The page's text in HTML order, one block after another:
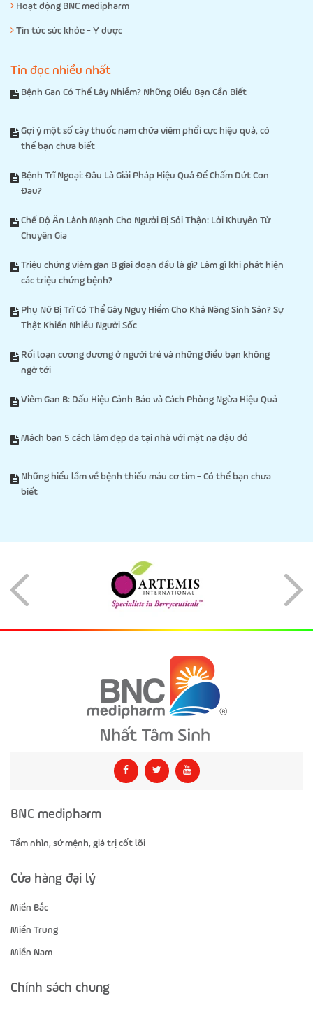
Hoạt động BNC medipharm
Tin tức sức khỏe - Y dược
Tin đọc nhiều nhất
Bệnh Gan Có Thể Lây Nhiễm? Những Điều Bạn Cần Biết
Gợi ý một số cây thuốc nam chữa viêm phổi cực hiệu quả, có
thể bạn chưa biết
Bệnh Trĩ Ngoại: Đâu Là Giải Pháp Hiệu Quả Để Chấm Dứt Cơn
Đau?
Chế Độ Ăn Lành Mạnh Cho Người Bị Sỏi Thận: Lời Khuyên Từ
Chuyên Gia
Triệu chứng viêm gan B giai đoạn đầu là gì? Làm gì khi phát hiện
các triệu chứng bệnh?
Phụ Nữ Bị Trĩ Có Thể Gây Nguy Hiểm Cho Khả Năng Sinh Sản? Sự
Thật Khiến Nhiều Người Sốc
Rối loạn cương dương ở người trẻ và những điều bạn không
ngờ tới
Viêm Gan B: Dấu Hiệu Cảnh Báo và Cách Phòng Ngừa Hiệu Quả
Mách bạn 5 cách làm đẹp da tại nhà với mặt nạ đậu đỏ
Những hiểu lầm về bệnh thiếu máu cơ tim - Có thể bạn chưa
biết
BNC medipharm
Tầm nhìn, sứ mệnh, giá trị cốt lõi
Cửa hàng đại lý
Miền Bắc
Miền Trung
Miền Nam
Chính sách chung